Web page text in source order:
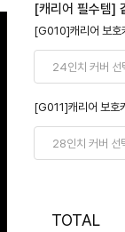
[캐리어 필수템]
[G010]캐리어 보호
[G011]캐리어 보호
TOTAL